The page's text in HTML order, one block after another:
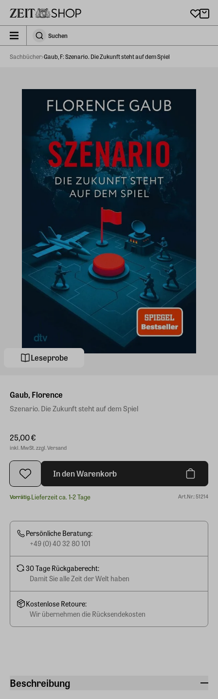
zeit_storefront.components.search.collapsed
SuchenSuchen
Sachbücher Gaub, F: Szenario. Die Zukunft steht auf dem Spiel
Leseprobe
Beschreibung
Gaub, Florence
Szenario. Die Zukunft steht auf dem Spiel
25,00 €
inkl. MwSt. zzgl. Versand
In den Warenkorb
Vorrätig.Lieferzeit ca. 1-2 Tage Art.Nr.: 51214
Persönliche Beratung:
+49 (0) 40 32 80 101
30 Tage Rückgaberecht:
Damit Sie alle Zeit der Welt haben
Kostenlose Retoure:
Wir übernehmen die Rücksendekosten